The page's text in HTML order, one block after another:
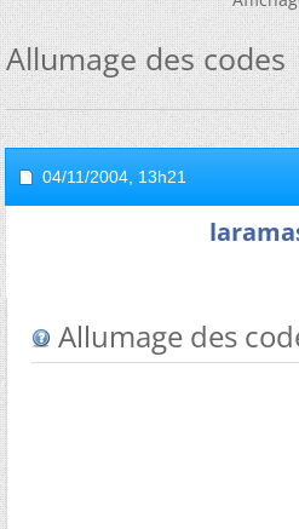
Allumage des codes
04/11/2004, 13h21
Allumage des